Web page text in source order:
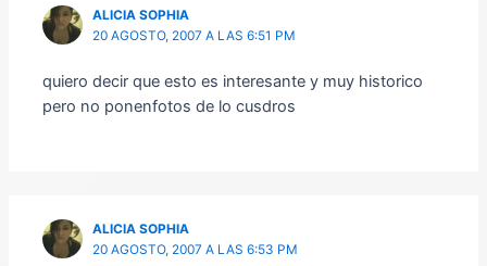
ALICIA SOPHIA
20 AGOSTO, 2007 A LAS 6:51 PM
quiero decir que esto es interesante y muy historico
pero no ponenfotos de lo cusdros
ALICIA SOPHIA
20 AGOSTO, 2007 A LAS 6:53 PM